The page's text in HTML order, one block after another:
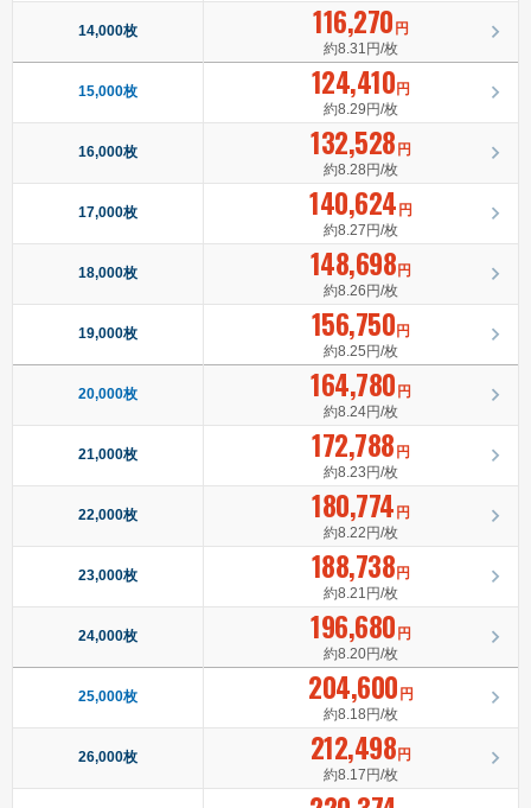
14,000枚 116,270 円
約8.31円/枚
15,000枚 124,410 円
約8.29円/枚
16,000枚 132,528 円
約8.28円/枚
17,000枚 140,624 円
約8.27円/枚
18,000枚 148,698 円
約8.26円/枚
19,000枚 156,750 円
約8.25円/枚
20,000枚 164,780 円
約8.24円/枚
21,000枚 172,788 円
約8.23円/枚
22,000枚 180,774 円
約8.22円/枚
23,000枚 188,738 円
約8.21円/枚
24,000枚 196,680 円
約8.20円/枚
25,000枚 204,600 円
約8.18円/枚
26,000枚 212,498 円
約8.17円/枚